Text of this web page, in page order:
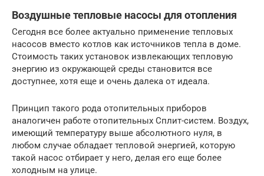
Воздушные тепловые насосы для отопления
Сегодня все более актуально применение тепловых
насосов вместо котлов как источников тепла в доме.
Стоимость таких установок извлекающих тепловую
энергию из окружающей среды становится все
доступнее, хотя еще и очень далека от идеала.
Принцип такого рода отопительных приборов
аналогичен работе отопительных Сплит-систем. Воздух,
имеющий температуру выше абсолютного нуля, в
любом случае обладает тепловой энергией, которую
такой насос отбирает у него, делая его еще более
холодным на улице.